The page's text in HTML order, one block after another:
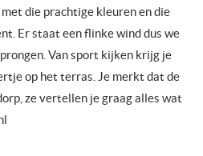
die prachtige kleuren en die
Er staat een flinke wind dus we
Van sport kijken krijg je
op het terras. Je merkt dat de
ze vertellen je graag alles wat